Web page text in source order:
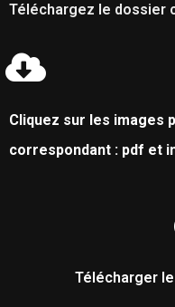
Téléchargez le dossier
Cliquez sur les images
correspondant : pdf et
Télécharger